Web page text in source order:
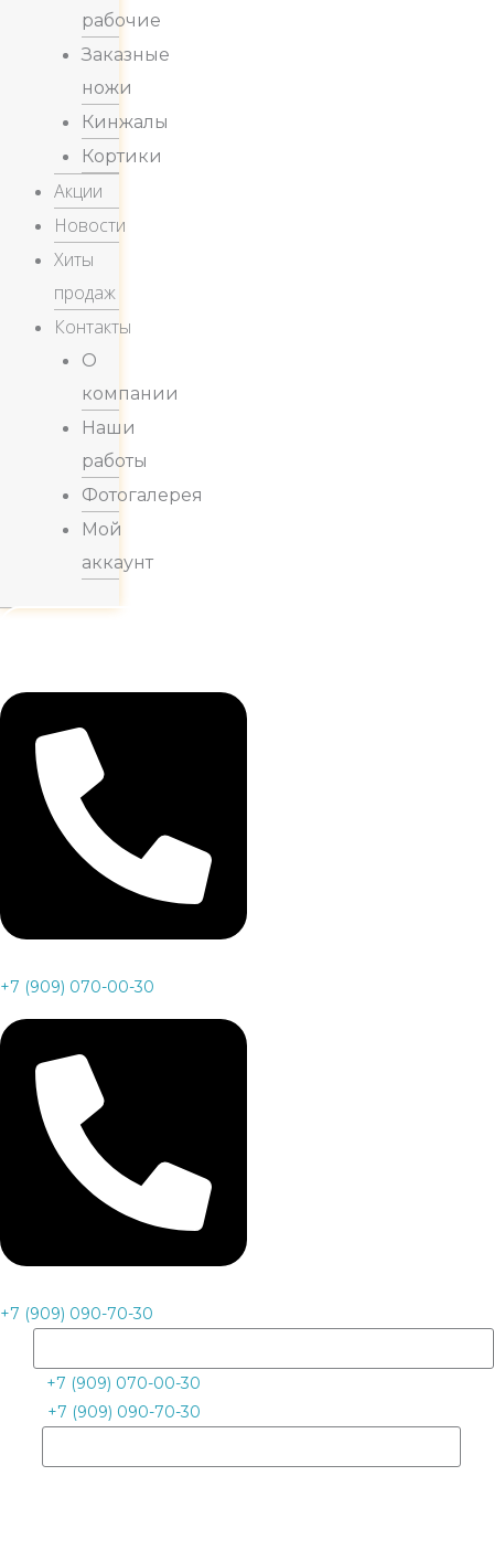
рабочие
Заказные
ножи
Кинжалы
Кортики
Акции
Новости
Хиты
продаж
Контакты
О
компании
Наши
работы
Фотогалерея
Мой
аккаунт
+7 (909) 070-00-30
+7 (909) 090-70-30
+7 (909) 070-00-30
+7 (909) 090-70-30